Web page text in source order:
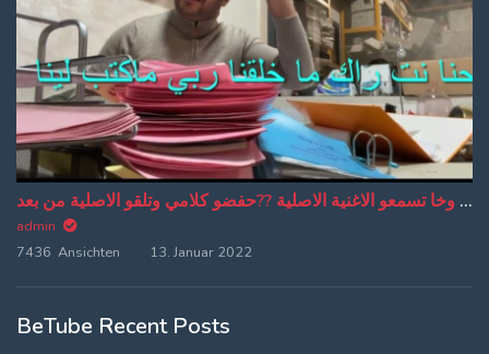
من دبا غادي تبقاو تسمعو ترجمة ديالي وخا تسمعو الاغنية الاصلية ??حفضو كلامي وتلقو الاصلية من بعد
admin
7436 Ansichten
13. Januar 2022
BeTube Recent Posts